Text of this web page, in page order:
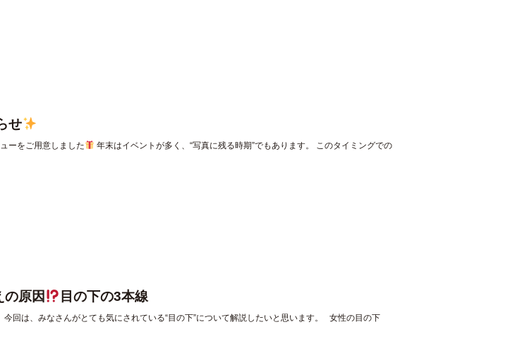
せ
ーをご用意しました
年末はイベントが多く、“写真に残る時期”でもあります。 このタイミングでの
の原因 目の下の3本線
回は、みなさんがとても気にされている“目の下”について解説したいと思います。 女性の目の下